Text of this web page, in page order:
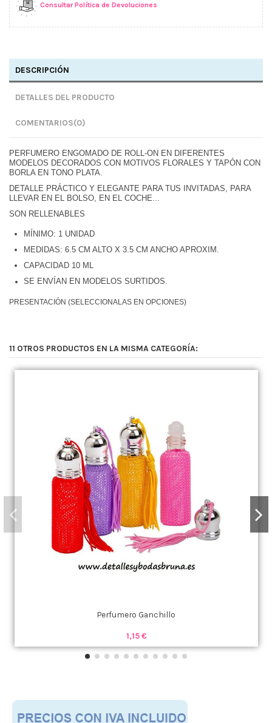
Consultar Política de Devoluciones
DESCRIPCIÓN
DETALLES DEL PRODUCTO
COMENTARIOS(0)
PERFUMERO ENGOMADO DE ROLL-ON EN DIFERENTES
MODELOS DECORADOS CON MOTIVOS FLORALES Y TAPÓN CON
BORLA EN TONO PLATA.
DETALLE PRÁCTICO Y ELEGANTE PARA TUS INVITADAS, PARA
LLEVAR EN EL BOLSO, EN EL COCHE...
SON RELLENABLES
MÍNIMO: 1 UNIDAD
MEDIDAS: 6.5 CM ALTO X 3.5 CM ANCHO APROXIM.
CAPACIDAD 10 ML
SE ENVÍAN EN MODELOS SURTIDOS.
PRESENTACIÓN (SELECCIONALAS EN OPCIONES)
11 OTROS PRODUCTOS EN LA MISMA CATEGORÍA:
Perfumero Ganchillo
1,15 €